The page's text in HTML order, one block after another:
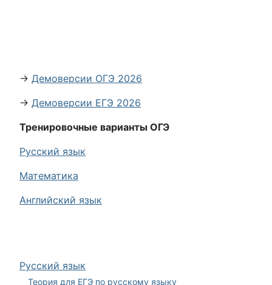
Русский язык
Теория для ЕГЭ по русскому языку
→ Демоверсии ОГЭ 2026
→ Демоверсии ЕГЭ 2026
Тренировочные варианты ОГЭ
Русский язык
Математика
Английский язык